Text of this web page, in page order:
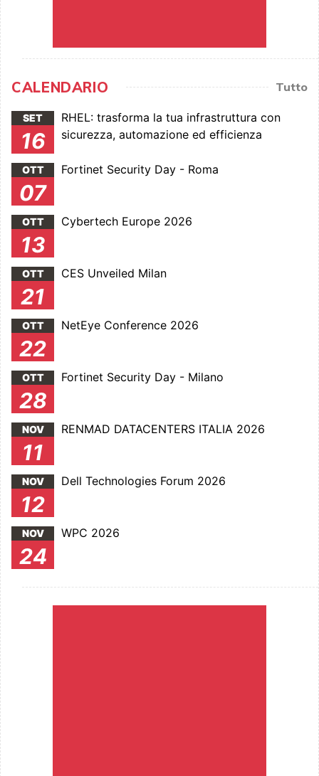
CALENDARIO Tutto
SET
16
RHEL: trasforma la tua infrastruttura con
sicurezza, automazione ed efficienza
OTT
07
Fortinet Security Day - Roma
OTT
13
Cybertech Europe 2026
OTT
21
CES Unveiled Milan
OTT
22
NetEye Conference 2026
OTT
28
Fortinet Security Day - Milano
NOV
11
RENMAD DATACENTERS ITALIA 2026
NOV
12
Dell Technologies Forum 2026
NOV
24
WPC 2026